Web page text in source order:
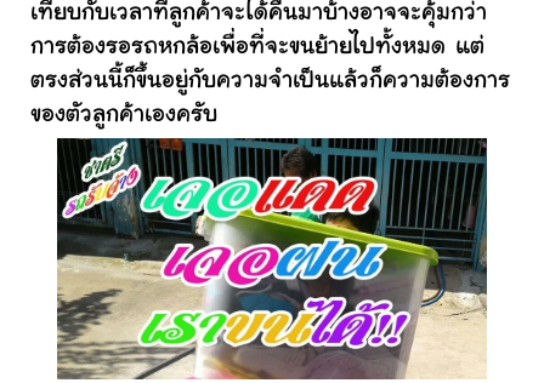
เทียบกับเวลาที่ลูกค้าจะได้คืนมาบ้างอาจจะคุ้มกว่า
การต้องรอรถหกล้อเพื่อที่จะขนย้ายไปทั้งหมด แต่
ตรงส่วนนี้ก็ขึ้นอยู่กับความจำเป็นแล้วก็ความต้องการ
ของตัวลูกค้าเองครับ